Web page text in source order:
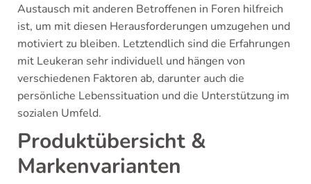
Austausch mit anderen Betroffenen in Foren hilfreich
ist, um mit diesen Herausforderungen umzugehen und
motiviert zu bleiben. Letztendlich sind die Erfahrungen
mit Leukeran sehr individuell und hängen von
verschiedenen Faktoren ab, darunter auch die
persönliche Lebenssituation und die Unterstützung im
sozialen Umfeld.
Produktübersicht &
Markenvarianten